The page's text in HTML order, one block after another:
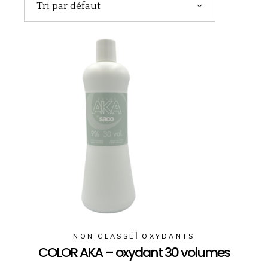
Tri par défaut
NON CLASSÉ OXYDANTS
COLOR AKA – oxydant 30 volumes